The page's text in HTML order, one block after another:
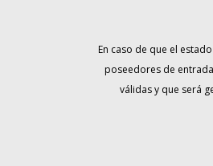
En caso de que el
poseedores de
válidas y que será